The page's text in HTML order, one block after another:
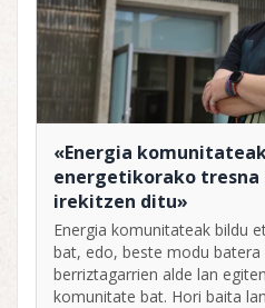
«Energia
energetikorako tresna
irekitzen ditu»
Energia komunitateak bildu
bat, edo, beste modu batera
berriztagarrien alde lan
komunitate bat. Hori baita